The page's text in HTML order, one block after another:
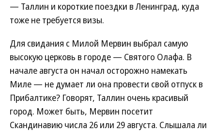
— Таллин и короткие поездки в Ленинград, куда
тоже не требуется визы.
Для свидания с Милой Мервин выбрал самую
высокую церковь в городе — Святого Олафа. В
начале августа он начал осторожно намекать
Миле — не думает ли она провести свой отпуск в
Прибалтике? Говорят, Таллин очень красивый
город. Может быть, Мервин посетит
Скандинавию числа 26 или 29 августа. Слышала ли